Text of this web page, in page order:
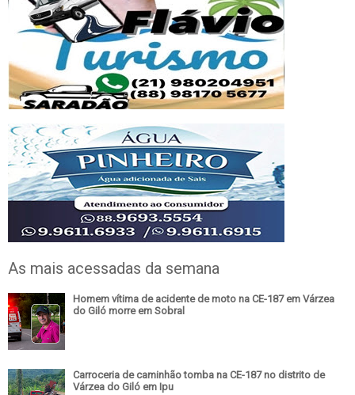
As mais acessadas da semana
Homem vítima de acidente de moto na CE-187 em Várzea
do Giló morre em Sobral
Carroceria de caminhão tomba na CE-187 no distrito de
Várzea do Giló em Ipu